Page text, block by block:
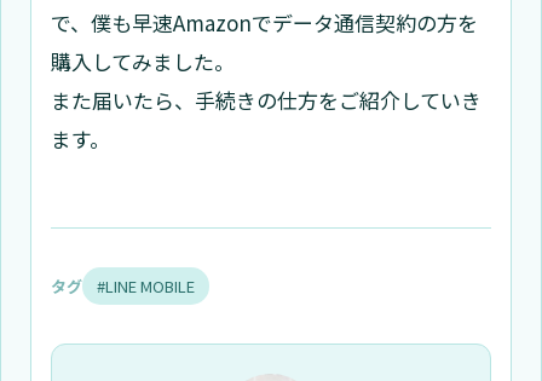
で、僕も早速Amazonでデータ通信契約の方を
購入してみました。
また届いたら、手続きの仕方をご紹介していき
ます。
タグ #LINE MOBILE